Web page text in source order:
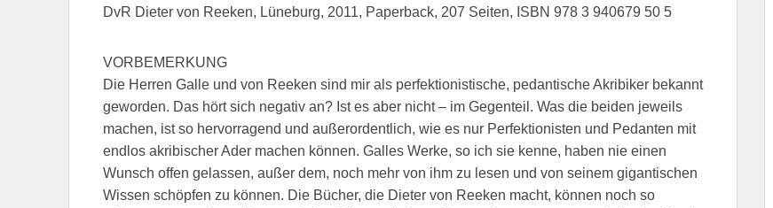
DvR Dieter von Reeken, Lüneburg, 2011, Paperback, 207 Seiten, ISBN 978 3 940679 50 5
VORBEMERKUNG
Die Herren Galle und von Reeken sind mir als perfektionistische, pedantische Akribiker bekannt
geworden. Das hört sich negativ an? Ist es aber nicht – im Gegenteil. Was die beiden jeweils
machen, ist so hervorragend und außerordentlich, wie es nur Perfektionisten und Pedanten mit
endlos akribischer Ader machen können. Galles Werke, so ich sie kenne, haben nie einen
Wunsch offen gelassen, außer dem, noch mehr von ihm zu lesen und von seinem gigantischen
Wissen schöpfen zu können. Die Bücher, die Dieter von Reeken macht, können noch so